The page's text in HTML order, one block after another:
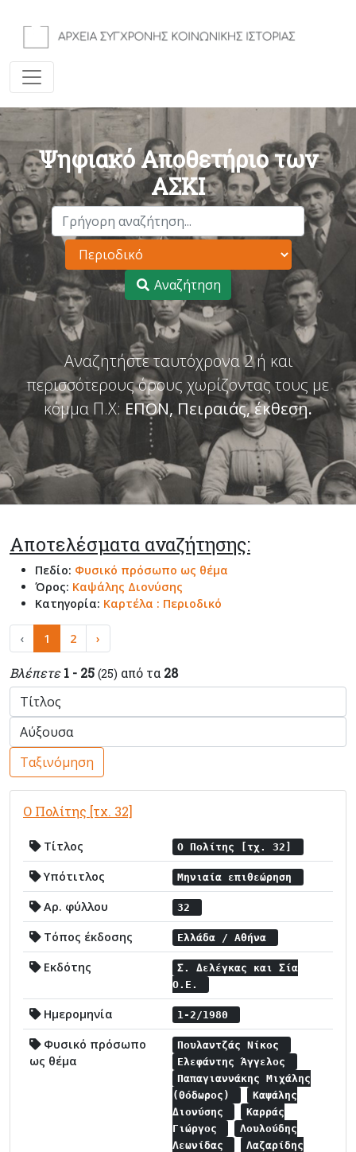
Ψηφιακό Αποθετήριο των
ΑΣΚΙ
Αναζήτηση
Αναζητήστε ταυτόχρονα 2 ή και
περισσότερους όρους χωρίζοντας τους με
κόμμα Π.Χ: ΕΠΟΝ, Πειραιάς, έκθεση.
Αποτελέσματα αναζήτησης:
Πεδίο: Φυσικό πρόσωπο ως θέμα
Όρος: Καψάλης Διονύσης
Κατηγορία: Καρτέλα : Περιοδικό
‹ 1 2 ›
Βλέπετε 1 - 25 (25) από τα 28
Ταξινόμηση
Ο Πολίτης [τχ. 32]
Τίτλος Ο Πολίτης [τχ. 32]
Υπότιτλος Μηνιαία επιθεώρηση
Αρ. φύλλου 32
Τόπος έκδοσης Ελλάδα / Αθήνα
Εκδότης
Σ. Δελέγκας και Σία
Ο.Ε.
Ημερομηνία 1-2/1980
Φυσικό πρόσωπο
ως θέμα
Πουλαντζάς Νίκος
Ελεφάντης Άγγελος
Παπαγιαννάκης Μιχάλης
(Θόδωρος)
Καψάλης
Διονύσης
Καρράς
Γιώργος
Λουλούδης
Λεωνίδας
Λαζαρίδης